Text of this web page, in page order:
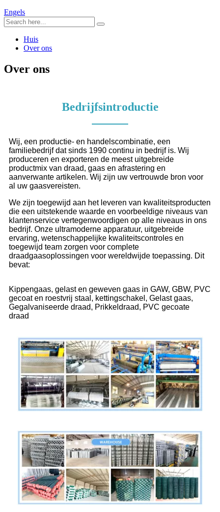
Engels
Huis
Over ons
Over ons
Bedrijfsintroductie
Wij, een productie- en handelscombinatie, een
familiebedrijf dat sinds 1990 continu in bedrijf is. Wij
produceren en exporteren de meest uitgebreide
productmix van draad, gaas en afrastering en
aanverwante artikelen. Wij zijn uw vertrouwde bron voor
al uw gaasvereisten.
We zijn toegewijd aan het leveren van kwaliteitsproducten
die een uitstekende waarde en voorbeeldige niveaus van
klantenservice vertegenwoordigen op alle niveaus in ons
bedrijf. Onze ultramoderne apparatuur, uitgebreide
ervaring, wetenschappelijke kwaliteitscontroles en
toegewijd team zorgen voor complete
draadgaasoplossingen voor wereldwijde toepassing. Dit
bevat:
Kippengaas, gelast en geweven gaas in GAW, GBW, PVC
gecoat en roestvrij staal, kettingschakel, Gelast gaas,
Gegalvaniseerde draad, Prikkeldraad, PVC gecoate
draad